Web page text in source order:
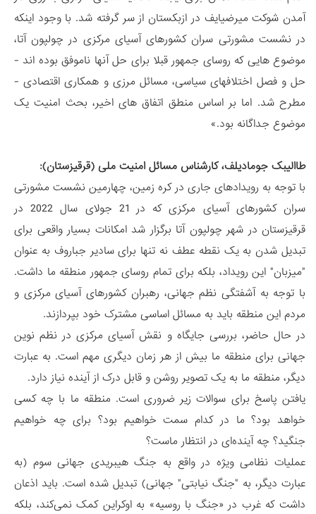
آمدن شوکت میرضیایف در ازبکستان از سر گرفته شد. با وجود اینکه
در نشست مشورتی سران کشورهای آسیای مرکزی در چولپون آتا،
موضوع هایی که روسای جمهور قبلا برای حل آنها ناموفق بوده اند -
حل و فصل اختلافهای سیاسی، مسائل مرزی و همکاری اقتصادی -
مطرح شد. اما بر اساس منطق اتفاق های اخیر، بحث امنیت یک
موضوع جداگانه بود.»
طاالیبک جومادیلف، کارشناس مسائل امنیت ملی (قرقیزستان):
با توجه به رویدادهای جاری در کره زمین، چهارمین نشست مشورتی
سران کشورهای آسیای مرکزی که در 21 جولای سال 2022 در
قرقیزستان در شهر چولپون آتا برگزار شد امکانات بسیار واقعی برای
تبدیل شدن به یک نقطه عطف نه تنها برای سادیر جباروف به عنوان
"میزبان" این رویداد، بلکه برای تمام روسای جمهور منطقه ما داشت.
با توجه به آشفتگی نظم جهانی، رهبران کشورهای آسیای مرکزی و
مردم این منطقه باید به مسائل اساسی مشترک خود بپردازند.
در حال حاضر، بررسی جایگاه و نقش آسیای مرکزی در نظم نوین
جهانی برای منطقه ما بیش از هر زمان دیگری مهم است. به عبارت
دیگر، منطقه ما به یک تصویر روشن و قابل درک از آینده نیاز دارد.
یافتن پاسخ برای سوالات زیر ضروری است. منطقه ما با چه کسی
خواهد بود؟ ما در کدام سمت خواهیم بود؟ برای چه خواهیم
جنگید؟ چه آینده‌ای در انتظار ماست؟
عملیات نظامی ویژه در واقع به جنگ هیبریدی جهانی سوم (به
عبارت دیگر، به "جنگ نیابتی" جهانی) تبدیل شده است. باید اذعان
داشت که غرب در «جنگ با روسیه» به اوکراین کمک نمی‌کند، بلکه